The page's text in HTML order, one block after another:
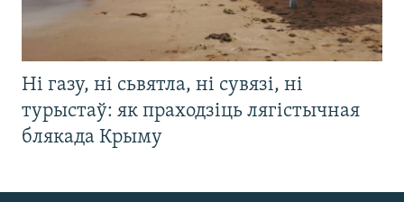
Ні газу, ні сьвятла, ні сувязі, ні
турыстаў: як праходзіць лягістычная
блякада Крыму